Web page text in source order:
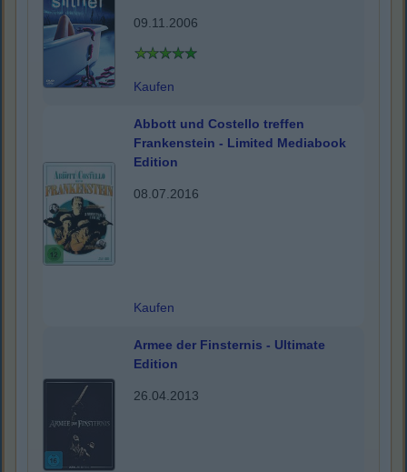
09.11.2006
Kaufen
Abbott und Costello treffen
Frankenstein - Limited Mediabook
Edition
08.07.2016
Kaufen
Armee der Finsternis - Ultimate
Edition
26.04.2013